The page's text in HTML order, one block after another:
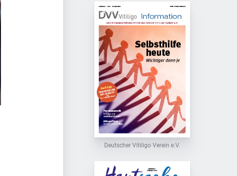
Deutscher Vitiligo Verein e.V.